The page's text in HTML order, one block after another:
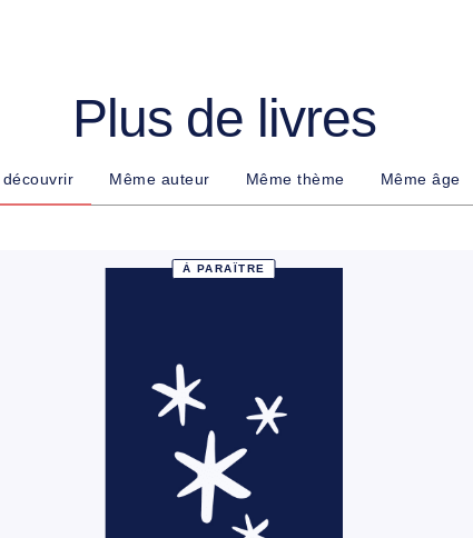
Plus de livres
découvrir Même auteur Même thème Même âge
À PARAÎTRE